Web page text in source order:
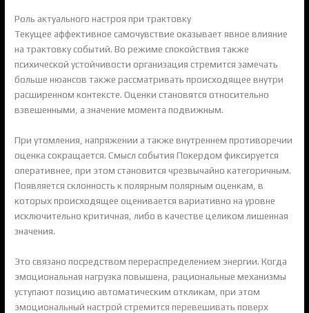
Роль актуального настроя при трактовку
Текущее аффективное самочувствие оказывает явное влияние
на трактовку событий. Во режиме спокойствия также
психической устойчивости организация стремится замечать
больше нюансов также рассматривать происходящее внутри
расширенном контексте. Оценки становятся относительно
взвешенными, а значение момента подвижным.
При утомления, напряжении а также внутреннем противоречии
оценка сокращается. Смысл события Покердом фиксируется
оперативнее, при этом становится чрезвычайно категоричным.
Появляется склонность к полярным полярным оценкам, в
которых происходящее оценивается вариативно на уровне
исключительно критичная, либо в качестве целиком лишенная
значения.
Это связано посредством перераспределением энергии. Когда
эмоциональная нагрузка повышена, рациональные механизмы
уступают позицию автоматическим откликам, при этом
эмоциональный настрой стремится перевешивать поверх